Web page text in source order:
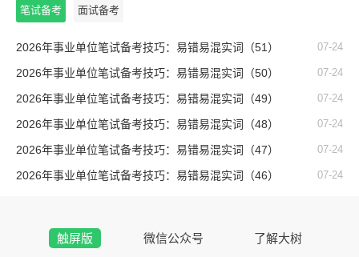
笔试备考 面试备考
2026年事业单位笔试备考技巧：易错易混实词（51） 07-24
2026年事业单位笔试备考技巧：易错易混实词（50） 07-24
2026年事业单位笔试备考技巧：易错易混实词（49） 07-24
2026年事业单位笔试备考技巧：易错易混实词（48） 07-24
2026年事业单位笔试备考技巧：易错易混实词（47） 07-24
2026年事业单位笔试备考技巧：易错易混实词（46） 07-24
触屏版 微信公众号 了解大树